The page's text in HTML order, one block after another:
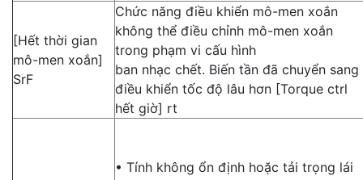
[Hết thời gian
mô-men xoắn]
SrF
Chức năng điều khiển mô-men xoắn
không thể điều chỉnh mô-men xoắn
trong phạm vi cấu hình
ban nhạc chết. Biến tần đã chuyển sang
điều khiển tốc độ lâu hơn [Torque ctrl
hết giờ] rt
• Tính không ổn định hoặc tải trọng lái